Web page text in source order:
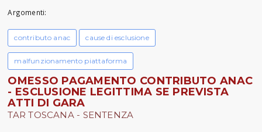
Argomenti:
contributo anac cause di esclusione
malfunzionamento piattaforma
OMESSO PAGAMENTO CONTRIBUTO ANAC
- ESCLUSIONE LEGITTIMA SE PREVISTA
ATTI DI GARA
TAR TOSCANA - SENTENZA